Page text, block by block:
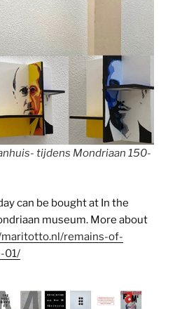
tijdens Mondriaan 150-
can be bought at In the
museum. More about
remains-of-
01/